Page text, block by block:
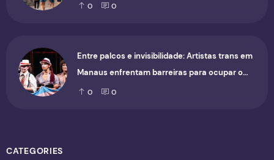
0 0
Entre palcos e invisibilidade: Artistas trans em
Manaus enfrentam barreiras para ocupar o
cenário cultural
0 0
CATEGORIES